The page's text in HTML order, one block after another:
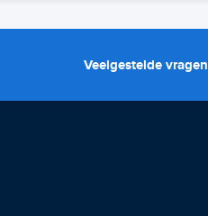
Veelgestelde vragen